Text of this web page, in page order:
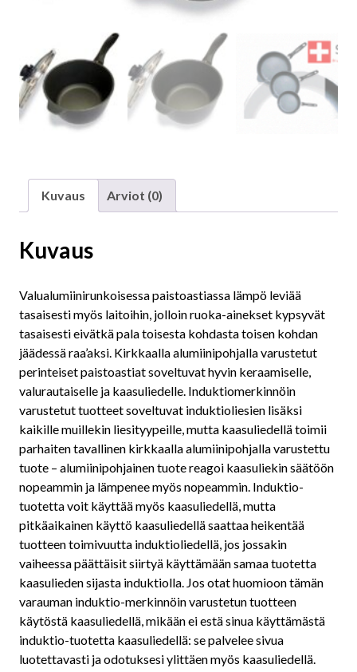
Kuvaus Arviot (0)
Kuvaus
Valualumiinirunkoisessa paistoastiassa lämpö leviää
tasaisesti myös laitoihin, jolloin ruoka-ainekset kypsyvät
tasaisesti eivätkä pala toisesta kohdasta toisen kohdan
jäädessä raa’aksi. Kirkkaalla alumiinipohjalla varustetut
perinteiset paistoastiat soveltuvat hyvin keraamiselle,
valurautaiselle ja kaasuliedelle. Induktiomerkinnöin
varustetut tuotteet soveltuvat induktioliesien lisäksi
kaikille muillekin liesityypeille, mutta kaasuliedellä toimii
parhaiten tavallinen kirkkaalla alumiinipohjalla varustettu
tuote – alumiinipohjainen tuote reagoi kaasuliekin säätöön
nopeammin ja lämpenee myös nopeammin. Induktio-
tuotetta voit käyttää myös kaasuliedellä, mutta
pitkäaikainen käyttö kaasuliedellä saattaa heikentää
tuotteen toimivuutta induktioliedellä, jos jossakin
vaiheessa päättäisit siirtyä käyttämään samaa tuotetta
kaasulieden sijasta induktiolla. Jos otat huomioon tämän
varauman induktio-merkinnöin varustetun tuotteen
käytöstä kaasuliedellä, mikään ei estä sinua käyttämästä
induktio-tuotetta kaasuliedellä: se palvelee sivua
luotettavasti ja odotuksesi ylittäen myös kaasuliedellä.